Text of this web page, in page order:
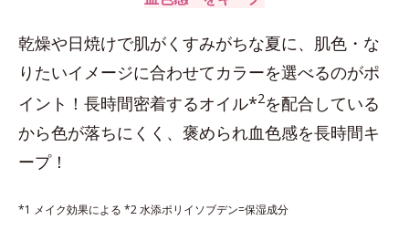
乾燥や日焼けで肌がくすみがちな夏に、肌色・な
りたいイメージに合わせてカラーを選べるのがポ
イント！長時間密着するオイル*2を配合している
から色が落ちにくく、褒められ血色感を長時間キ
ープ！
*1 メイク効果による *2 水添ポリイソブデン=保湿成分